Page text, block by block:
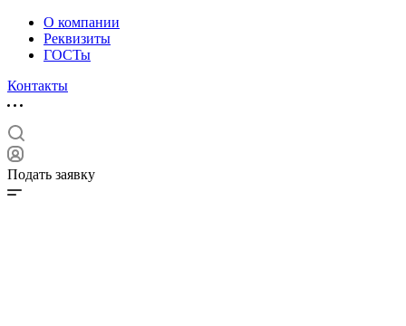
О компании
Реквизиты
ГОСТы
Контакты
Подать заявку